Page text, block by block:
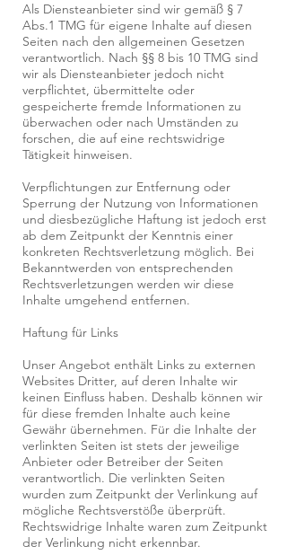
Als Diensteanbieter sind wir gemäß § 7
Abs.1 TMG für eigene Inhalte auf diesen
Seiten nach den allgemeinen Gesetzen
verantwortlich. Nach §§ 8 bis 10 TMG sind
wir als Diensteanbieter jedoch nicht
verpflichtet, übermittelte oder
gespeicherte fremde Informationen zu
überwachen oder nach Umständen zu
forschen, die auf eine rechtswidrige
Tätigkeit hinweisen.
Verpflichtungen zur Entfernung oder
Sperrung der Nutzung von Informationen
und diesbezügliche Haftung ist jedoch erst
ab dem Zeitpunkt der Kenntnis einer
konkreten Rechtsverletzung möglich. Bei
Bekanntwerden von entsprechenden
Rechtsverletzungen werden wir diese
Inhalte umgehend entfernen.
Haftung für Links
Unser Angebot enthält Links zu externen
Websites Dritter, auf deren Inhalte wir
keinen Einfluss haben. Deshalb können wir
für diese fremden Inhalte auch keine
Gewähr übernehmen. Für die Inhalte der
verlinkten Seiten ist stets der jeweilige
Anbieter oder Betreiber der Seiten
verantwortlich. Die verlinkten Seiten
wurden zum Zeitpunkt der Verlinkung auf
mögliche Rechtsverstöße überprüft.
Rechtswidrige Inhalte waren zum Zeitpunkt
der Verlinkung nicht erkennbar.